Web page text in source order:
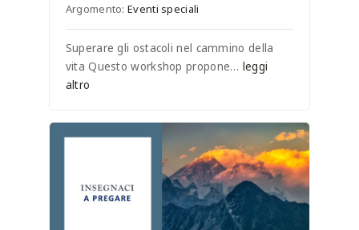
Argomento:Eventi speciali
Superare gli ostacoli nel cammino della
vita Questo workshop propone… leggi
altro